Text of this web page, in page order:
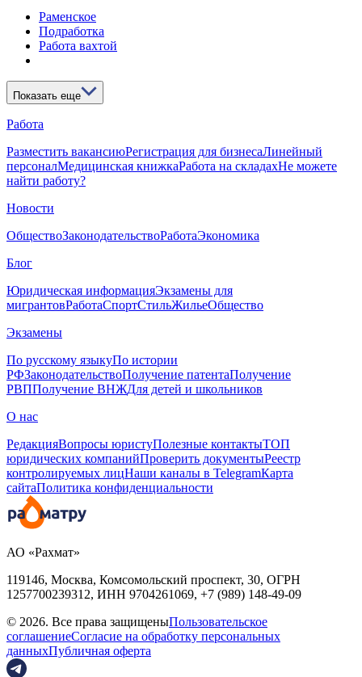
Раменское
Подработка
Работа вахтой
Показать еще
Работа
Разместить вакансиюРегистрация для бизнесаЛинейный
персоналМедицинская книжкаРабота на складахНе можете
найти работу?
Новости
ОбществоЗаконодательствоРаботаЭкономика
Блог
Юридическая информацияЭкзамены для
мигрантовРаботаСпортСтильЖильеОбщество
Экзамены
По русскому языкуПо истории
РФЗаконодательствоПолучение патентаПолучение
РВППолучение ВНЖДля детей и школьников
О нас
РедакцияВопросы юристуПолезные контактыТОП
юридических компанийПроверить документыРеестр
контролируемых лицНаши каналы в TelegramКарта
сайтаПолитика конфиденциальности
АО «Рахмат»
119146, Москва, Комсомольский проспект, 30, ОГРН
1257700239312, ИНН 9704261069, +7 (989) 148-49-09
© 2026. Все права защищеныПользовательское
соглашениеСогласие на обработку персональных
данныхПубличная оферта